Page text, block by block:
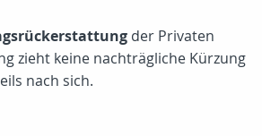
der Privaten
zieht keine nachträgliche Kürzung
nach sich.